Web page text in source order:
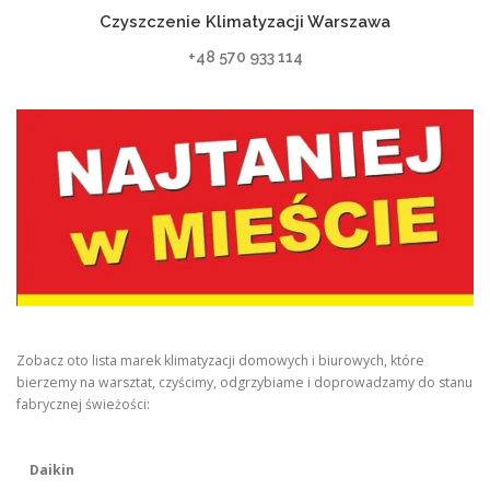
Czyszczenie Klimatyzacji Warszawa
+48 570 933 114
Zobacz oto lista marek klimatyzacji domowych i biurowych, które
bierzemy na warsztat, czyścimy, odgrzybiame i doprowadzamy do stanu
fabrycznej świeżości:
Daikin